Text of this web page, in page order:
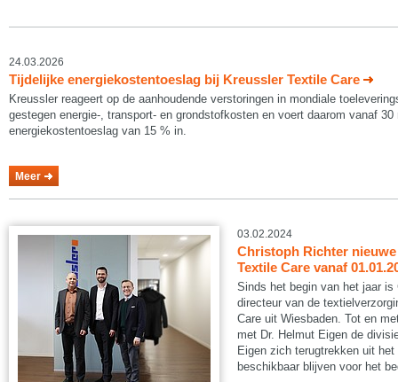
24.03.2026
Tijdelijke energiekostentoeslag bij Kreussler Textile Care
Kreussler reageert op de aanhoudende verstoringen in mondiale
gestegen energie‑, transport‑ en grondstofkosten en voert daarom vanaf
energiekostentoeslag van 15 % in.
Meer
03.02.2024
Christoph Richter
Textile Care vanaf
Sinds het begin van het jaar is
directeur van de
Care uit Wiesbaden. Tot en
met Dr. Helmut Eigen de
Eigen zich terugtrekken uit
beschikbaar blijven voor het